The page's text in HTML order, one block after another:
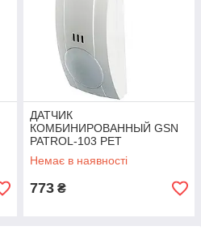
ДАТЧИК
КОМБИНИРОВАННЫЙ GSN
PATROL-103 PET
Немає в наявності
773 ₴